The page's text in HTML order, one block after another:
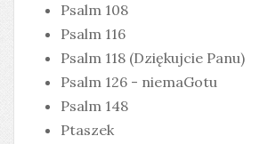
Psalm 108
Psalm 116
Psalm 118 (Dziękujcie Panu)
Psalm 126 - niemaGotu
Psalm 148
Ptaszek